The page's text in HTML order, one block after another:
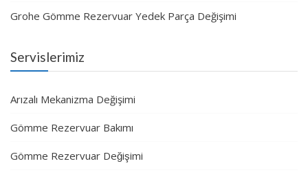
Grohe Gömme Rezervuar Yedek Parça Değişimi
Servislerimiz
Arızalı Mekanizma Değişimi
Gömme Rezervuar Bakımı
Gömme Rezervuar Değişimi